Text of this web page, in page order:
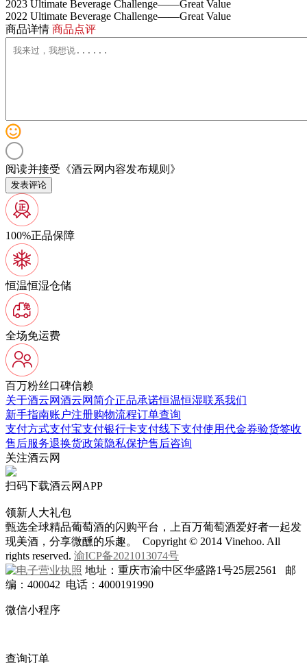
2023 Ultimate Beverage Challenge——Great Value
2022 Ultimate Beverage Challenge——Great Value
商品详情 商品点评
阅读并接受《酒云网内容发布规则 》
发表评论
100%正品保障
恒温恒湿仓储
全场免运费
百万粉丝口碑信赖
关于酒云网酒云网简介正品承诺恒温恒湿联系我们
新手指南账户注册购物流程订单查询
支付方式支付宝支付银行卡支付线下支付使用代金券验货签收
售后服务退换货政策隐私保护售后咨询
关注酒云网
扫码下载酒云网APP
领新人大礼包
甄选全球精品葡萄酒的闪购平台，上百万葡萄酒爱好者一起发
现美酒，分享微醺的乐趣。 Copyright © 2014 Vinehoo. All
rights reserved. 渝ICP备2021013074号
地址：重庆市渝中区华盛路1号25层2561 邮
编：400042 电话：4000191990
微信小程序
查询订单